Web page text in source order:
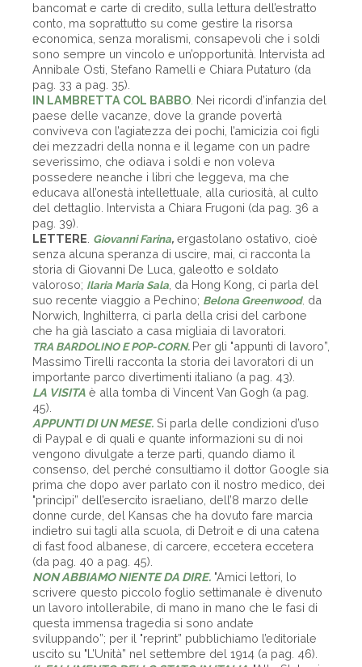
bancomat e carte di credito, sulla lettura dell’estratto
conto, ma soprattutto su come gestire la risorsa
economica, senza moralismi, consapevoli che i soldi
sono sempre un vincolo e un’opportunità. Intervista ad
Annibale Osti, Stefano Ramelli e Chiara Putaturo (da
pag. 33 a pag. 35).
IN LAMBRETTA COL BABBO Nei ricordi d’infanzia del
paese delle vacanze, dove la grande povertà
conviveva con l’agiatezza dei pochi, l’amicizia coi figli
dei mezzadri della nonna e il legame con un padre
severissimo, che odiava i soldi e non voleva
possedere neanche i libri che leggeva, ma che
educava all’onestà intellettuale, alla curiosità, al culto
del dettaglio. Intervista a Chiara Frugoni (da pag. 36 a
pag. 39).
LETTERE Giovanni Farina, ergastolano ostativo, cioè
senza alcuna speranza di uscire, mai, ci racconta la
storia di Giovanni De Luca, galeotto e soldato
valoroso; Ilaria Maria Sala , da Hong Kong, ci parla del
suo recente viaggio a Pechino; Belona Greenwood, da
Norwich, Inghilterra, ci parla della crisi del carbone
che ha già lasciato a casa migliaia di lavoratori.
TRA BARDOLINO E POP-CORN. Per gli "appunti di lavoro”,
Massimo Tirelli racconta la storia dei lavoratori di un
importante parco divertimenti italiano (a pag. 43).
LA VISITA è alla tomba di Vincent Van Gogh (a pag.
45).
APPUNTI DI UN MESE. Si parla delle condizioni d’uso
di Paypal e di quali e quante informazioni su di noi
vengono divulgate a terze parti, quando diamo il
consenso, del perché consultiamo il dottor Google sia
prima che dopo aver parlato con il nostro medico, dei
"princìpi” dell’esercito israeliano, dell’8 marzo delle
donne curde, del Kansas che ha dovuto fare marcia
indietro sui tagli alla scuola, di Detroit e di una catena
di fast food albanese, di carcere, eccetera eccetera
(da pag. 40 a pag. 45).
NON ABBIAMO NIENTE DA DIRE. "Amici lettori, lo
scrivere questo piccolo foglio settimanale è divenuto
un lavoro intollerabile, di mano in mano che le fasi di
questa immensa tragedia si sono andate
sviluppando”; per il "reprint” pubblichiamo l’editoriale
uscito su "L’Unità” nel settembre del 1914 (a pag. 46).